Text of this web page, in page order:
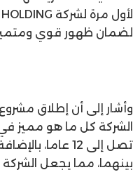
لضمان ظهور قوي
وأشار إلى أن إطلاق
الشركة كل ما هو مميز
تصل إلى 12
بينهما، مما يجعل